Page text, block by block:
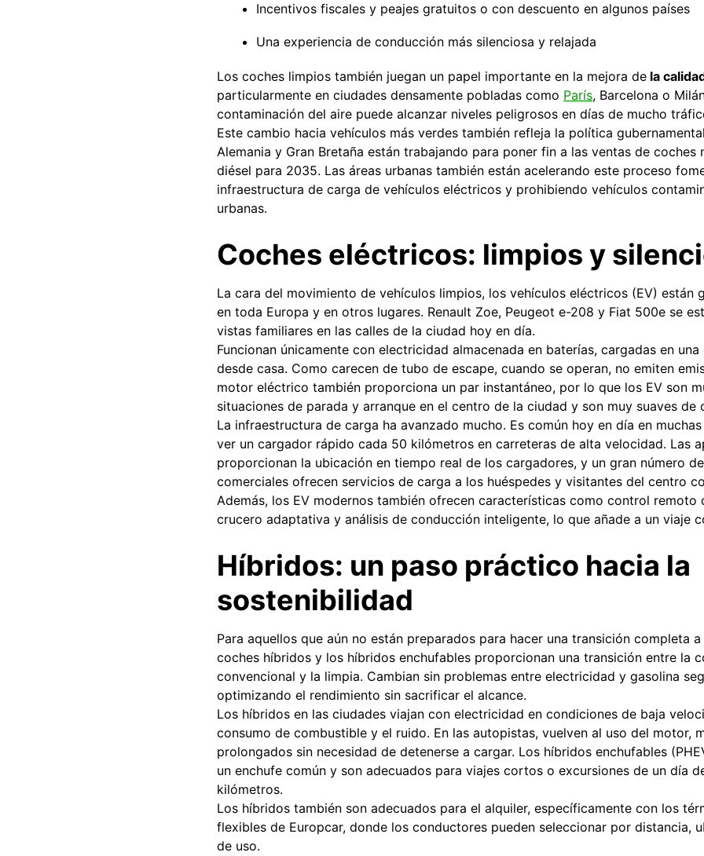
Incentivos fiscales y peajes gratuitos o con descuento en algunos países
Una experiencia de conducción más silenciosa y relajada
Los coches limpios también juegan un papel importante en la mejora de la
particularmente en ciudades densamente pobladas como París, Barcelona o
contaminación del aire puede alcanzar niveles peligrosos en días de mucho
Este cambio hacia vehículos más verdes también refleja la política
Alemania y Gran Bretaña están trabajando para poner fin a las ventas de coches
diésel para 2035. Las áreas urbanas también están acelerando este proceso
infraestructura de carga de vehículos eléctricos y prohibiendo vehículos
urbanas.
Coches eléctricos: limpios y
La cara del movimiento de vehículos limpios, los vehículos eléctricos (EV) están
en toda Europa y en otros lugares. Renault Zoe, Peugeot e-208 y Fiat 500e se
vistas familiares en las calles de la ciudad hoy en día.
Funcionan únicamente con electricidad almacenada en baterías, cargadas en
desde casa. Como carecen de tubo de escape, cuando se operan, no emiten
motor eléctrico también proporciona un par instantáneo, por lo que los EV son
situaciones de parada y arranque en el centro de la ciudad y son muy suaves de
La infraestructura de carga ha avanzado mucho. Es común hoy en día en
ver un cargador rápido cada 50 kilómetros en carreteras de alta velocidad. Las
proporcionan la ubicación en tiempo real de los cargadores, y un gran número
comerciales ofrecen servicios de carga a los huéspedes y visitantes del centro
Además, los EV modernos también ofrecen características como control remoto
crucero adaptativa y análisis de conducción inteligente, lo que añade a un viaje
Híbridos: un paso práctico hacia la
sostenibilidad
Para aquellos que aún no están preparados para hacer una transición completa
coches híbridos y los híbridos enchufables proporcionan una transición entre la
convencional y la limpia. Cambian sin problemas entre electricidad y gasolina
optimizando el rendimiento sin sacrificar el alcance.
Los híbridos en las ciudades viajan con electricidad en condiciones de baja
consumo de combustible y el ruido. En las autopistas, vuelven al uso del motor,
prolongados sin necesidad de detenerse a cargar. Los híbridos enchufables
un enchufe común y son adecuados para viajes cortos o excursiones de un día
kilómetros.
Los híbridos también son adecuados para el alquiler, específicamente con los
flexibles de Europcar, donde los conductores pueden seleccionar por distancia,
de uso.